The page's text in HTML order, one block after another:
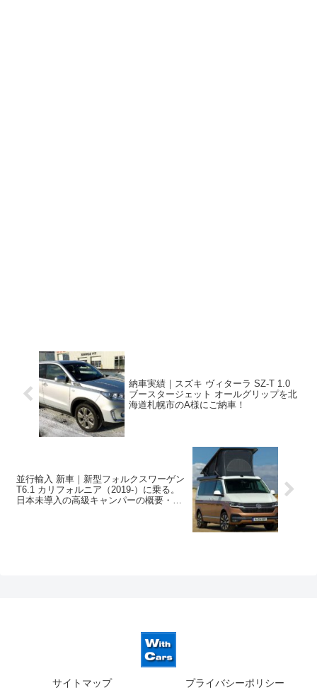
納車実績｜スズキ ヴィターラ SZ-T 1.0
ブースタージェット オールグリップを北
海道札幌市のA様にご納車！
並行輸入 新車｜新型フォルクスワーゲン
T6.1 カリフォルニア（2019-）に乗る。
日本未導入の高級キャンパーの概要・ス
サイトマップ プライバシーポリシー